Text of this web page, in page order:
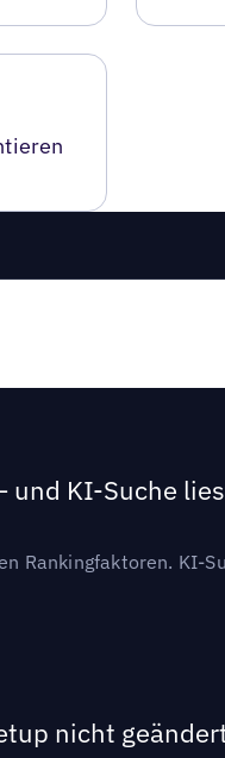
und KI-Suche
Rankingfaktoren. KI-
nicht